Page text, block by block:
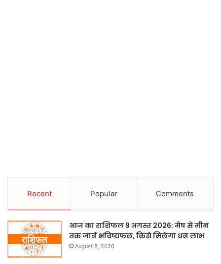
Recent Popular Comments
आज का राशिफल 9 अगस्त 2026: मेष से मीन
तक जानें भविष्यफल, किसे मिलेगा धन लाभ
August 8, 2026